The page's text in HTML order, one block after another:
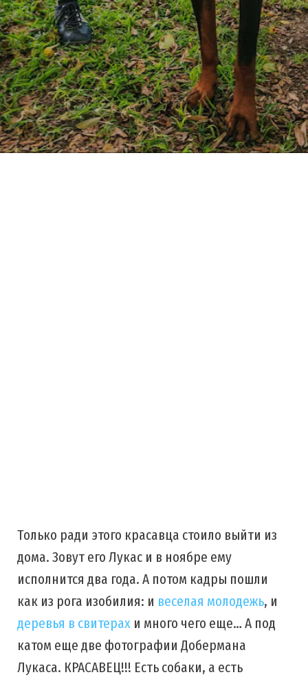
Только ради этого красавца стоило выйти из
дома. Зовут его Лукас и в ноябре ему
исполнится два года. А потом кадры пошли
как из рога изобилия: и веселая молодежь, и
деревья в свитерах и много чего еще… А под
катом еще две фотографии Добермана
Лукаса. КРАСАВЕЦ!!! Есть собаки, а есть